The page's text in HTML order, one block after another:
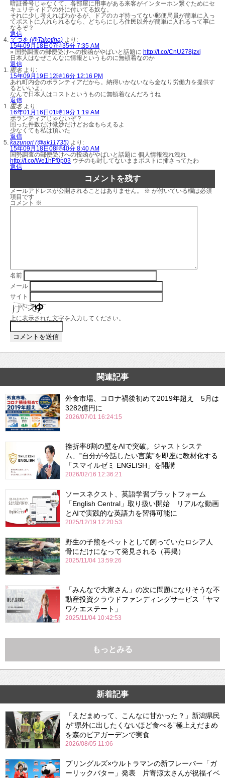
暗証番号じゃなくて、各部屋に用事がある来客がインターホン繋ぐためにセ
キュリティドアの外に付いてる奴な。
それに少し考えればわかるが、ドアのカギ持ってない郵便局員が簡単に入っ
てポストに入れられるなら、どちらにしろ住民以外が簡単に入れるって事に
なるぞ？
返信
てつを (@Takotiha) より:
15年09月18日07時35分 7:35 AM
» 国勢調査の郵便受けへの投函がやばいと話題に http://t.co/CnU278jzxj
日本人はなぜこんなに情報というものに無頓着なのか
返信
匿名 より:
15年09月19日12時16分 12:16 PM
あれ町内会のボランティアだから。納得いかないなら金なり労働力を提供す
るといいよ。
なんで日本人はコストというものに無頓着なんだろうね
返信
匿名 より:
16年01月16日01時19分 1:19 AM
ボランティアじゃないぞ？
回った件数だけ微妙だけどお金もらえるよ
少なくても私は頂いた
返信
kazunori (@ak11735) より:
15年09月18日08時40分 8:40 AM
国勢調査の郵便受けへの投函がやばいと話題に 個人情報洩れ洩れ
http://t.co/We1hFf0p03 ウチのも封してないままポストに挿さってたわ
返信
コメントを残す
メールアドレスが公開されることはありません。 ※ が付いている欄は必須
項目です
コメント ※
名前
メール
サイト
上に表示された文字を入力してください。
関連記事
外食市場、コロナ禍後初めて2019年超え 5月は
3282億円に
2026/07/01 16:24:15
挫折率8割の壁をAIで突破。ジャストシステ
ム、”自分が今話したい言葉”を即座に教材化する
「スマイルゼミ ENGLISH」を開講
2026/02/16 12:36:21
ソースネクスト、英語学習プラットフォーム
「English Central」取り扱い開始 リアルな動画
とAIで実践的な英語力を習得可能に
2025/12/19 12:20:53
野生の子熊をペットとして飼っていたロシア人
骨にだけになって発見される（再掲）
2025/11/04 13:59:26
「みんなで大家さん」の次に問題になりそうな不
動産投資クラウドファンディングサービス「ヤマ
ワケエステート」
2025/11/04 10:42:53
もっとみる
新着記事
「えだまめって、こんなに甘かった？」新潟県民
が“県外に出したくないほど食べる”極上えだまめ
を森のビアガーデンで実食
2026/08/05 11:06
プリングルズ×ウルトラマンの新フレーバー「ガ
ーリックバター」発表 片寄涼太さんが祝福イベ